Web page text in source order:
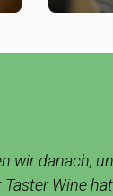
wir danach,
Wine